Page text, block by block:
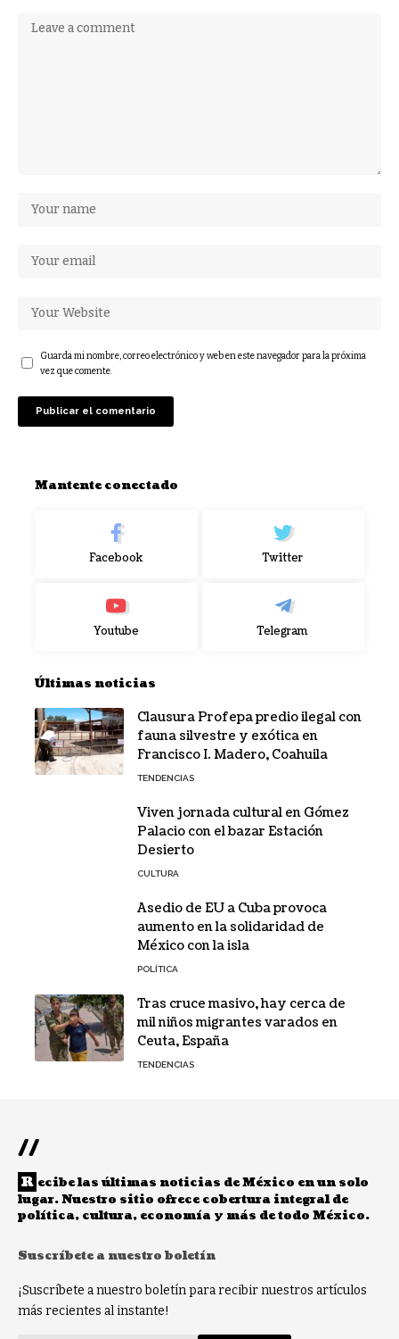
Guarda mi nombre, correo electrónico y web en este navegador para la próxima
vez que comente.
Mantente conectado
Facebook Twitter
Youtube Telegram
Últimas noticias
Clausura Profepa predio ilegal con
fauna silvestre y exótica en
Francisco I. Madero, Coahuila
TENDENCIAS
Viven jornada cultural en Gómez
Palacio con el bazar Estación
Desierto
CULTURA
Asedio de EU a Cuba provoca
aumento en la solidaridad de
México con la isla
POLÍTICA
Tras cruce masivo, hay cerca de
mil niños migrantes varados en
Ceuta, España
TENDENCIAS
//
R ecibe las últimas noticias de México en un solo
lugar. Nuestro sitio ofrece cobertura integral de
política, cultura, economía y más de todo México.
Suscríbete a nuestro boletín
¡Suscríbete a nuestro boletín para recibir nuestros artículos
más recientes al instante!